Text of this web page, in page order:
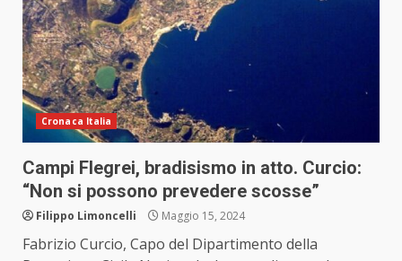
Cronaca Italia
Campi Flegrei, bradisismo in atto. Curcio:
“Non si possono prevedere scosse”
Filippo Limoncelli Maggio 15, 2024
Fabrizio Curcio, Capo del Dipartimento della